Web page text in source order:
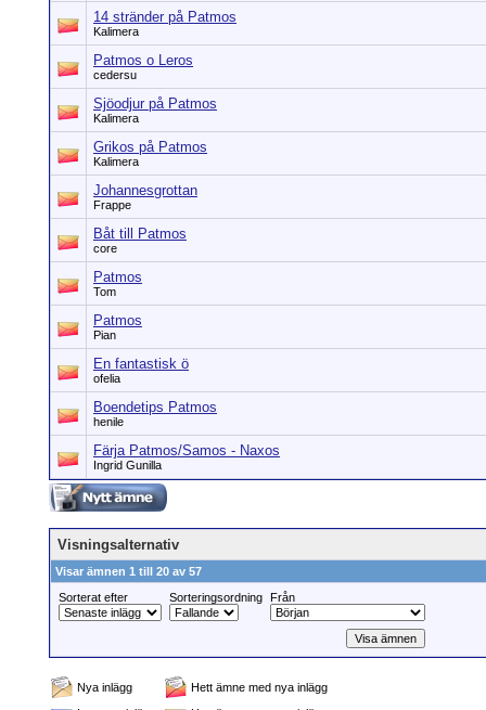
14 stränder på Patmos
Kalimera
Patmos o Leros
cedersu
Sjöodjur på Patmos
Kalimera
Grikos på Patmos
Kalimera
Johannesgrottan
Frappe
Båt till Patmos
core
Patmos
Tom
Patmos
Pian
En fantastisk ö
ofelia
Boendetips Patmos
henile
Färja Patmos/Samos - Naxos
Ingrid Gunilla
Visningsalternativ
Visar ämnen 1 till 20 av 57
Sorterat efter
Sorteringsordning Från
Nya inlägg
Hett ämne med nya inlägg